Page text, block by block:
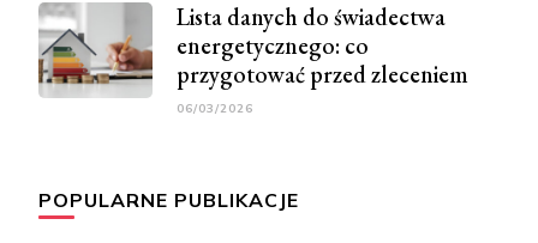
Lista danych do świadectwa
energetycznego: co
przygotować przed zleceniem
06/03/2026
POPULARNE PUBLIKACJE